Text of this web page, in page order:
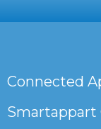
Connected
Smartappart